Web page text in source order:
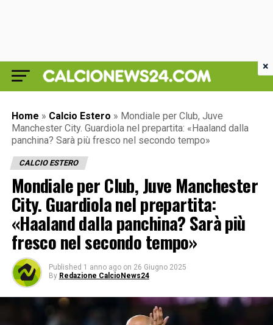
Home » Calcio Estero » Mondiale per Club, Juve
Manchester City. Guardiola nel prepartita: «Haaland dalla
panchina? Sarà più fresco nel secondo tempo»
CALCIO ESTERO
Mondiale per Club, Juve Manchester
City. Guardiola nel prepartita:
«Haaland dalla panchina? Sarà più
fresco nel secondo tempo»
Published 1 anno ago on 26 Giugno 2025
By Redazione CalcioNews24
×